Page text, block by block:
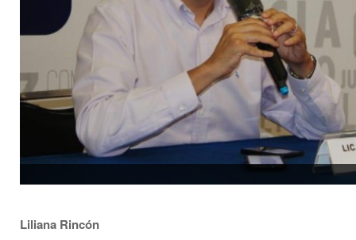
Liliana Rincón